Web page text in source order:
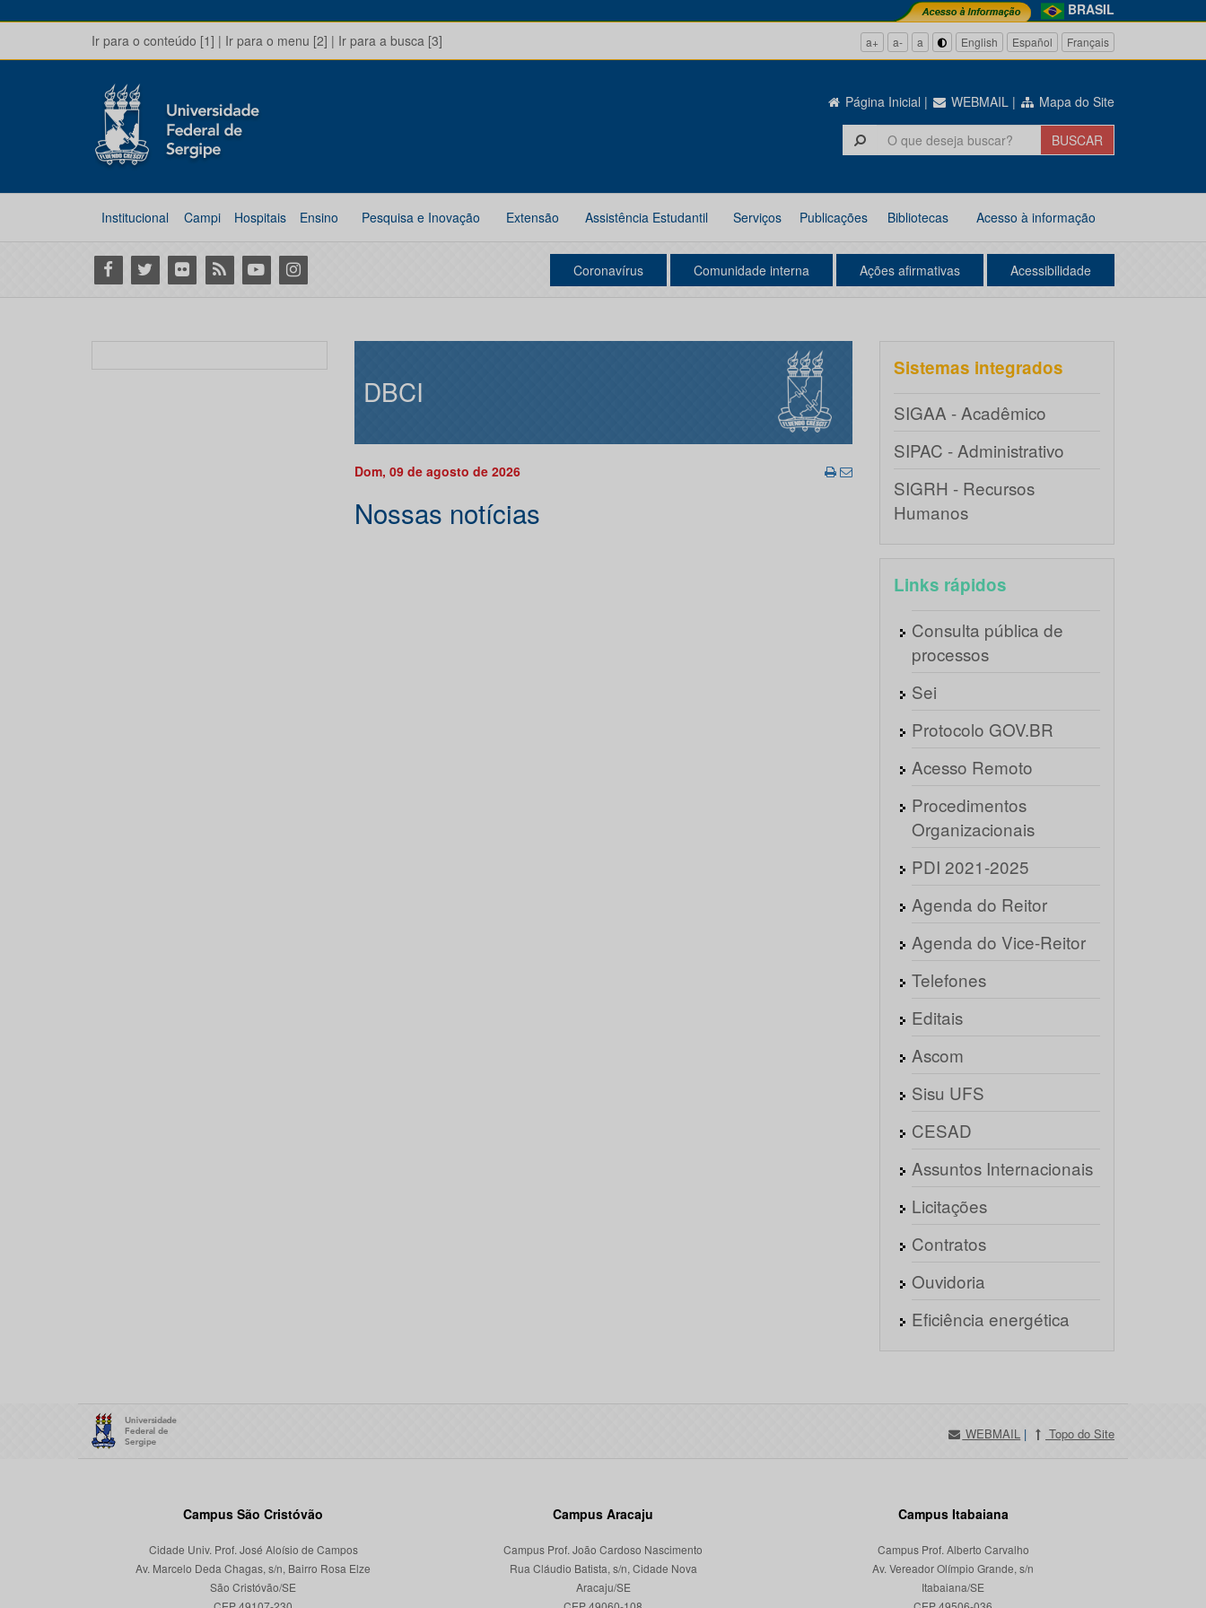
BRASIL
Ir para o conteúdo [1] | Ir para o menu [2] | Ir para a busca [3] a+ a- a English Español Français
Página Inicial | WEBMAIL | Mapa do Site
Institucional Campi Hospitais Ensino Pesquisa e Inovação Extensão Assistência Estudantil Serviços Publicações Bibliotecas Acesso à informação
Facebook
Twitter Flickr RSS YoutubeInstagram Coronavírus Comunidade interna Ações afirmativas Acessibilidade
DBCI
Dom, 09 de agosto de 2026
Nossas notícias
Sistemas integrados
SIGAA - Acadêmico
SIPAC - Administrativo
SIGRH - Recursos
Humanos
Links rápidos
Consulta pública de
processos
Sei
Protocolo GOV.BR
Acesso Remoto
Procedimentos
Organizacionais
PDI 2021-2025
Agenda do Reitor
Agenda do Vice-Reitor
Telefones
Editais
Ascom
Sisu UFS
CESAD
Assuntos Internacionais
Licitações
Contratos
Ouvidoria
Eficiência energética
WEBMAIL | Topo do Site
Campus São Cristóvão
Cidade Univ. Prof. José Aloísio de Campos
Av. Marcelo Deda Chagas, s/n, Bairro Rosa Elze
São Cristóvão/SE
Campus Aracaju
Campus Prof. João Cardoso Nascimento
Rua Cláudio Batista, s/n, Cidade Nova
Aracaju/SE
Campus Itabaiana
Campus Prof. Alberto Carvalho
Av. Vereador Olímpio Grande, s/n
Itabaiana/SE